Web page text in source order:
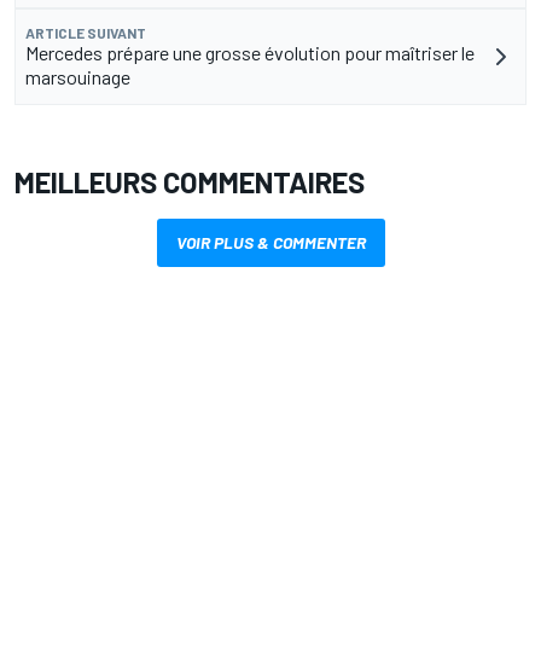
ARTICLE SUIVANT
Mercedes prépare une grosse évolution pour maîtriser le
marsouinage
MEILLEURS COMMENTAIRES
VOIR PLUS & COMMENTER